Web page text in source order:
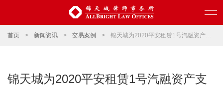
首页 > 新闻资讯 > 交易案例 > 锦天城为2020平安租赁1号汽融资产支持专项计划提供法律服务
锦天城为2020平安租赁1号汽融资产支